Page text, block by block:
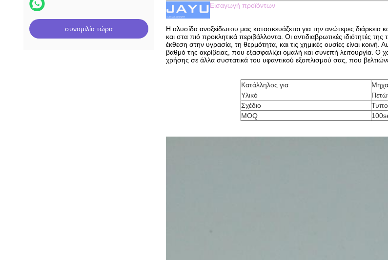
συνομιλία τώρα
Εισαγωγή προϊόντων
Η αλυσίδα ανοξείδωτου μας κατασκευάζεται για την ανώτερες
και στα πιό προκλητικά περιβάλλοντα. Οι αντιδιαβρωτικές ιδιότητές
έκθεση στην υγρασία, τη θερμότητα, και τις χημικές ουσίες είναι
βαθμό της ακρίβειας, που εξασφαλίζει ομαλή και συνεπή λειτουργία.
χρήσης σε άλλα συστατικά του υφαντικού εξοπλισμού σας, που
Κατάλληλος για
Υλικό
Σχέδιο
MOQ